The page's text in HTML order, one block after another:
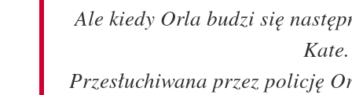
Ale kiedy Orla budzi się
Przesłuchiwana przez policję